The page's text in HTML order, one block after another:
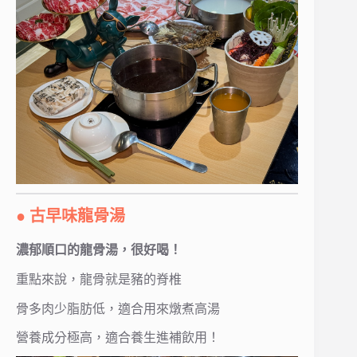
● 古早味龍骨湯
濃郁順口的龍骨湯，很好喝！
重點來說，龍骨就是豬的脊椎
骨多肉少脂肪低，適合用來燉煮高湯
營養成分極高，適合養生進補飲用！